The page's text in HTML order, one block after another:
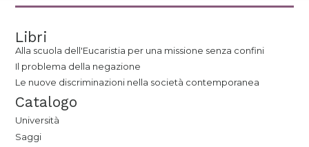
Libri
Alla scuola dell'Eucaristia per una missione senza confini
Il problema della negazione
Le nuove discriminazioni nella società contemporanea
Catalogo
Università
Saggi